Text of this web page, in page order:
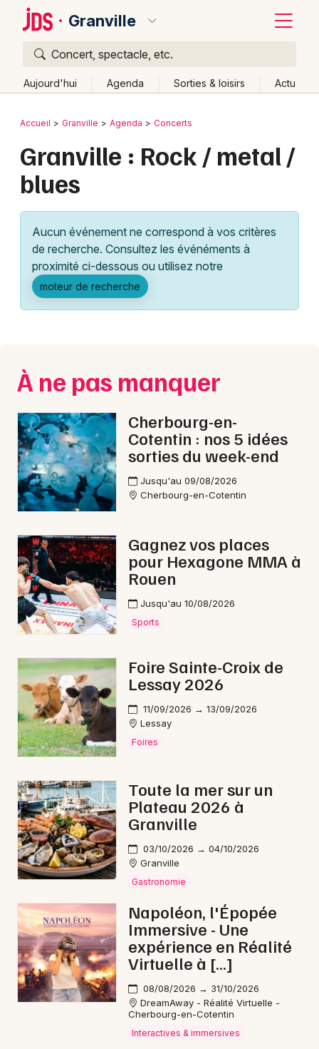
Granville
Concert, spectacle, etc.
Aujourd'hui Agenda Sorties & loisirs Actu
Publier un événement
Grands événements
Activité & Expérience
Manifestations
Foires & salons
Concerts
Sports
Soirées
Sorties famille
Sorties & loisirs
Rock / metal dans la Manche
Rock / metal en Basse-Normandie
Rock / metal en Normandie
Newsletter des sorties
Artistes en tournée
Actus à Granville
Magazine à Granville
Choisir mes départements
Bordeaux
Colmar
Lille
Lyon
Marseille
Mulhouse
Nice
Paris
Strasbourg
Toulouse
Toutes les villes
Retour
Accueil Granville Agenda Concerts
Granville : Rock / metal /
blues
Aucun événement ne correspond à vos critères
de recherche. Consultez les événéments à
proximité ci-dessous ou utilisez notre
moteur de recherche
À ne pas manquer
Cherbourg-en-
Cotentin : nos 5 idées
sorties du week-end
Jusqu'au 09/08/2026
Cherbourg-en-Cotentin
Gagnez vos places
pour Hexagone MMA à
Rouen
Jusqu'au 10/08/2026
Sports
Foire Sainte-Croix de
Lessay 2026
11/09/2026 → 13/09/2026
Lessay
Foires
Toute la mer sur un
Plateau 2026 à
Granville
03/10/2026 → 04/10/2026
Granville
Gastronomie
Napoléon, l'Épopée
Immersive - Une
expérience en Réalité
Virtuelle à […]
08/08/2026 → 31/10/2026
DreamAway - Réalité Virtuelle -
Cherbourg-en-Cotentin
Interactives & immersives
Quoi ?
Où ?
Partout
Près de moi Changer de lieu
Quand ?
Aujourd'hui
Demain Ce week-end Autre